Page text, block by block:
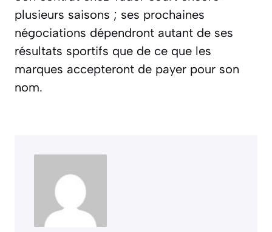
plusieurs saisons ; ses prochaines
négociations dépendront autant de ses
résultats sportifs que de ce que les
marques accepteront de payer pour son
nom.